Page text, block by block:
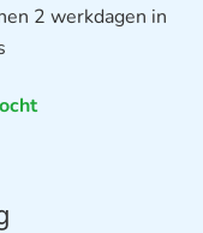
2 werkdagen in